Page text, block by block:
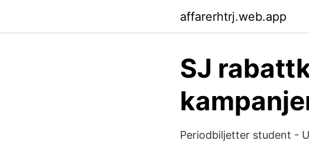
affarerhtrj.web.app
SJ
Periodbiljetter student -